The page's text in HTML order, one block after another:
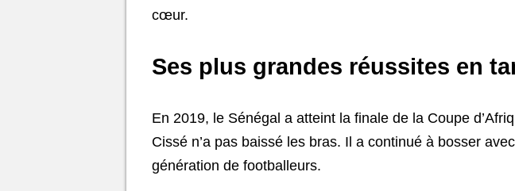
cœur.
Ses plus grandes réussites en
En 2019, le Sénégal a atteint la finale de la Coupe
Cissé n’a pas baissé les bras. Il a continué à bosser
génération de footballeurs.